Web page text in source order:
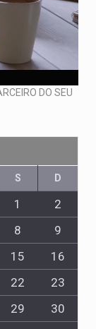
DO SEU
S D
1
2
8
9
15
16
22
23
29
30